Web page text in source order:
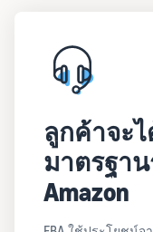
ลูกค้าจะ
มาตรฐา
Amazon